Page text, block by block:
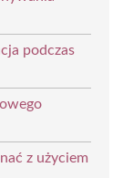
podczas
z użyciem